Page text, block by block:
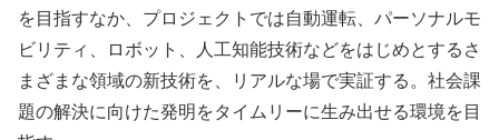
を目指すなか、プロジェクトでは自動運転、パーソナルモ
ビリティ、ロボット、人工知能技術などをはじめとするさ
まざまな領域の新技術を、リアルな場で実証する。社会課
題の解決に向けた発明をタイムリーに生み出せる環境を目